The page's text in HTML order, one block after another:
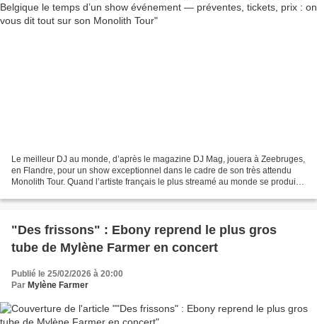
Le meilleur DJ au monde, d’après le magazine DJ Mag, jouera à Zeebruges,
en Flandre, pour un show exceptionnel dans le cadre de son très attendu
Monolith Tour. Quand l’artiste français le plus streamé au monde se produit
"Des frissons" : Ebony reprend le plus gros
tube de Mylène Farmer en concert
Publié le 25/02/2026 à 20:00
Par Mylène Farmer